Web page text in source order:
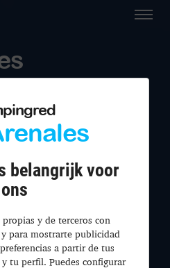
belangrijk voor
ons
y de terceros con
para mostrarte publicidad
a partir de tus
tu perfil. Puedes configurar